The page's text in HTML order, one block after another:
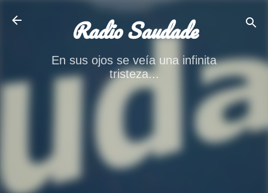
Radio Saudade
En sus ojos se veía una infinita
tristeza...